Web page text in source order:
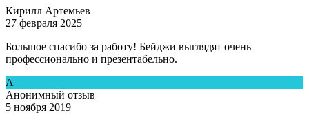
Кирилл Артемьев
27 февраля 2025
Большое спасибо за работу! Бейджи выглядят очень
профессионально и презентабельно.
А
Анонимный отзыв
5 ноября 2019